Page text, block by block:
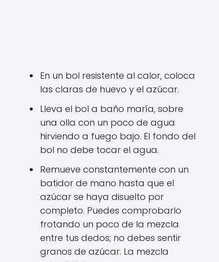
En un bol resistente al calor, coloca
las claras de huevo y el azúcar.
Lleva el bol a baño maría, sobre
una olla con un poco de agua
hirviendo a fuego bajo. El fondo del
bol no debe tocar el agua.
Remueve constantemente con un
batidor de mano hasta que el
azúcar se haya disuelto por
completo. Puedes comprobarlo
frotando un poco de la mezcla
entre tus dedos; no debes sentir
granos de azúcar. La mezcla